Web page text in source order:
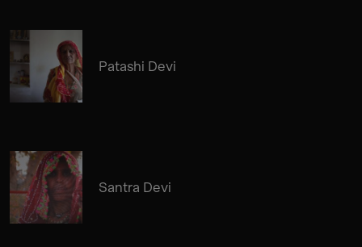
Patashi Devi
Santra Devi